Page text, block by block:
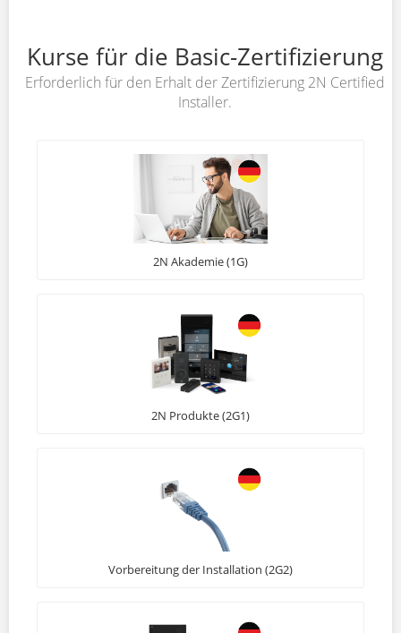
Kurse für die Basic-Zertifizierung
Erforderlich für den Erhalt der Zertifizierung 2N Certified
Installer.
2N Akademie (1G)
2N Produkte (2G1)
Vorbereitung der Installation (2G2)